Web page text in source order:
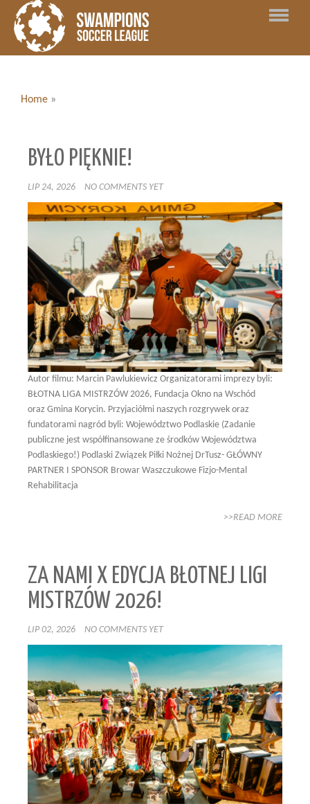
Home »
BYŁO PIĘKNIE!
LIP 24, 2026 NO COMMENTS YET
Autor filmu: Marcin Pawlukiewicz Organizatorami imprezy byli:
BŁOTNA LIGA MISTRZÓW 2026, Fundacja Okno na Wschód
oraz Gmina Korycin. Przyjaciółmi naszych rozgrywek oraz
fundatorami nagród byli: Województwo Podlaskie (Zadanie
publiczne jest współfinansowane ze środków Województwa
Podlaskiego!) Podlaski Związek Piłki Nożnej DrTusz- GŁÓWNY
PARTNER I SPONSOR Browar Waszczukowe Fizjo-Mental
Rehabilitacja
>>READ MORE
ZA NAMI X EDYCJA BŁOTNEJ LIGI
MISTRZÓW 2026!
LIP 02, 2026 NO COMMENTS YET